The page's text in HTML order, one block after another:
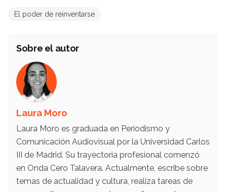
El poder de reinventarse
Sobre el autor
Laura Moro
Laura Moro es graduada en Periodismo y
Comunicación Audiovisual por la Universidad Carlos
III de Madrid. Su trayectoria profesional comenzó
en Onda Cero Talavera. Actualmente, escribe sobre
temas de actualidad y cultura, realiza tareas de